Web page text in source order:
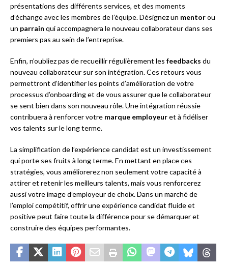
présentations des différents services, et des moments
d’échange avec les membres de l’équipe. Désignez un mentorou
un parrain qui accompagnera le nouveau collaborateur dans ses
premiers pas au sein de l’entreprise.
Enfin, n’oubliez pas de recueillir régulièrement les feedbacks du
nouveau collaborateur sur son intégration. Ces retours vous
permettront d’identifier les points d’amélioration de votre
processus d’onboarding et de vous assurer que le collaborateur
se sent bien dans son nouveau rôle. Une intégration réussie
contribuera à renforcer votre marque employeuret à fidéliser
vos talents sur le long terme.
La simplification de l’expérience candidat est un investissement
qui porte ses fruits à long terme. En mettant en place ces
stratégies, vous améliorerez non seulement votre capacité à
attirer et retenir les meilleurs talents, mais vous renforcerez
aussi votre image d’employeur de choix. Dans un marché de
l’emploi compétitif, offrir une expérience candidat fluide et
positive peut faire toute la différence pour se démarquer et
construire des équipes performantes.